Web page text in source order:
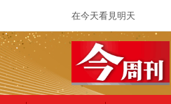
在今天看見明天